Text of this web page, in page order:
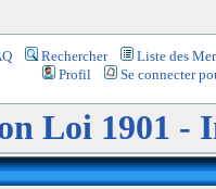
Rechercher
Liste des
Profil
Se connecter
Loi 1901 -